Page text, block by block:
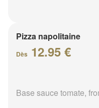
Pizza napolitaine
Dès 12.95 €
Base sauce tomate,